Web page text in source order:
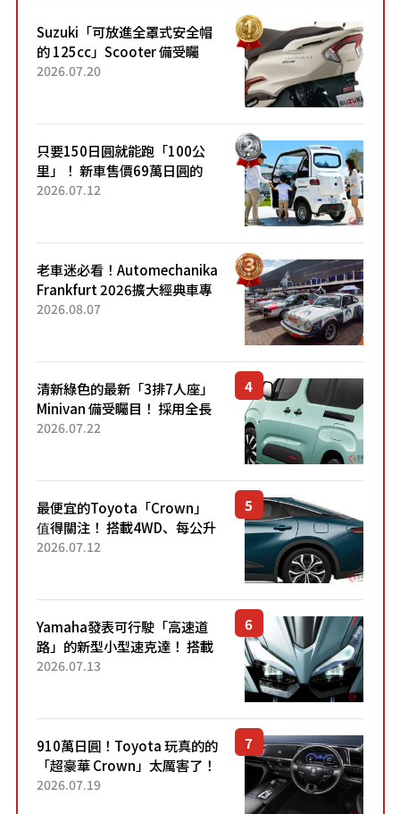
Suzuki「可放進全罩式安全帽
的 125cc」Scooter 備受矚
目！採用全新流線設計與各項
2026.07.20
只要150日圓就能跑「100公
里」！ 新車售價69萬日圓的
「3人座」Trike大受歡迎！ 順
2026.07.12
老車迷必看！Automechanika
Frankfurt 2026擴大經典車專
區 1954年珍稀古董車現場修復
2026.08.07
清新綠色的最新「3排7人座」
Minivan 備受矚目！ 採用全長
4.7公尺剛剛好的車身尺寸與
2026.07.22
最便宜的Toyota「Crown」
值得關注！ 搭載4WD、每公升
22.4公里低油耗表現超亮眼！
2026.07.12
Yamaha發表可行駛「高速道
路」的新型小型速克達！ 搭載
能享受超強勁「渦輪感」的動
2026.07.13
910萬日圓！Toyota 玩真的的
「超豪華 Crown」太厲害了！
採用由「匠人技藝」打造的
2026.07.19